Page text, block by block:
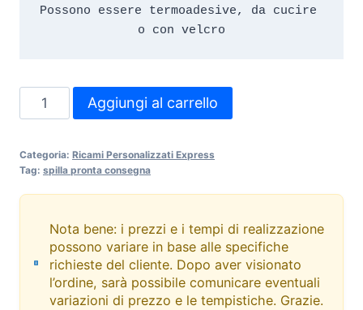
Possono essere termoadesive, da cucire
Toppe
Ricamate
HD
Aggiungi al carrello
Categoria: Ricami Personalizzati Express
Tag: spilla pronta consegna
Nota bene: i prezzi e i tempi di realizzazione
possono variare in base alle specifiche
richieste del cliente. Dopo aver visionato
l’ordine, sarà possibile comunicare eventuali
variazioni di prezzo e le tempistiche. Grazie.